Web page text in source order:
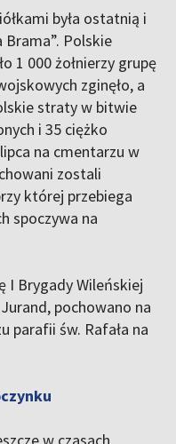
była ostatnią i
Polskie
1 000 żołnierzy grupę
zginęło, a
straty w bitwie
i 35 ciężko
na cmentarzu w
zostali
której przebiega
spoczywa na
I Brygady Wileńskiej
pochowano na
parafii św. Rafała na